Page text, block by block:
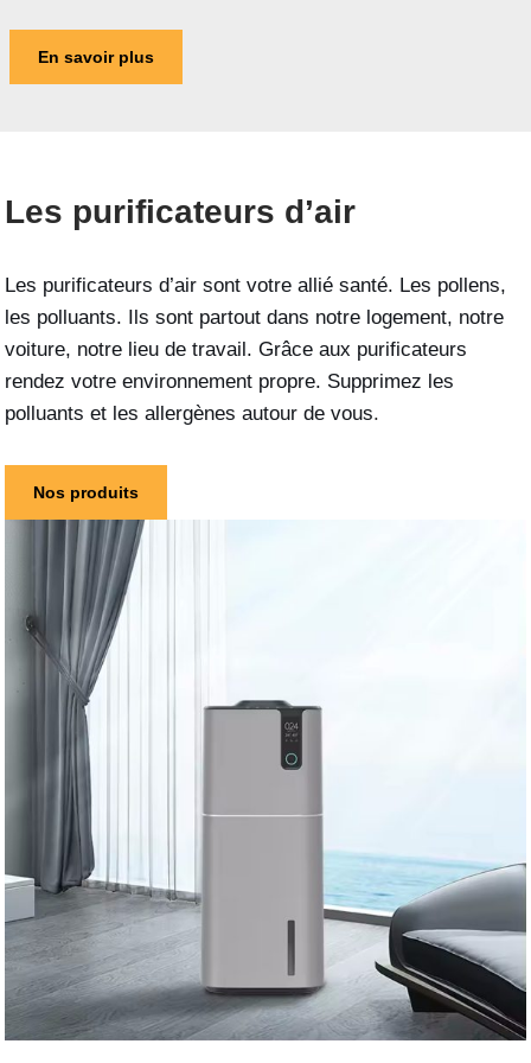
En savoir plus
Les purificateurs d’air
Les purificateurs d’air sont votre allié santé. Les pollens,
les polluants. Ils sont partout dans notre logement, notre
voiture, notre lieu de travail. Grâce aux purificateurs
rendez votre environnement propre. Supprimez les
polluants et les allergènes autour de vous.
Nos produits